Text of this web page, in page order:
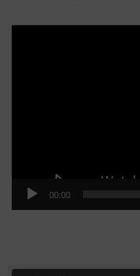
00:00